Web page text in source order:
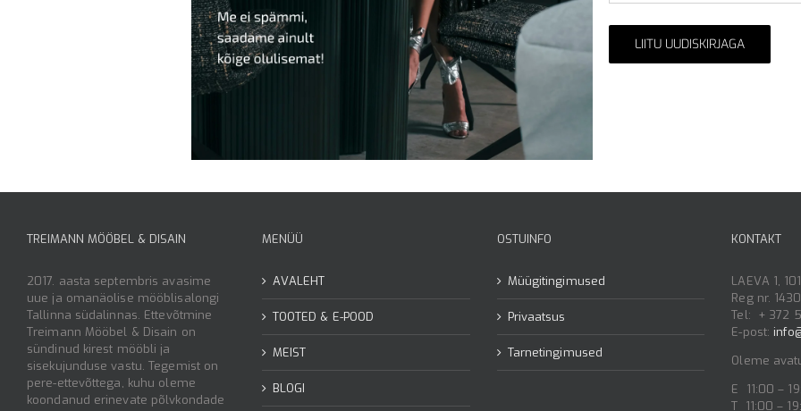
TREIMANN MÖÖBEL & DISAIN
2017. aasta septembris avasime
uue ja omanäolise mööblisalongi
Tallinna südalinnas. Ettevõtmine
Treimann Mööbel & Disain on
sündinud kirest mööbli ja
sisekujunduse vastu. Tegemist on
pere-ettevõttega, kuhu oleme
koondanud erinevate põlvkondade
MENÜÜ
AVALEHT
TOOTED & E-POOD
MEIST
BLOGI
OSTUINFO
Müügitingimused
Privaatsus
Tarnetingimused
KONTAKT
LAEVA 1,
Reg nr.
Tel: + 372
E-post:
Oleme
E 11:00 –
T 11:00 –